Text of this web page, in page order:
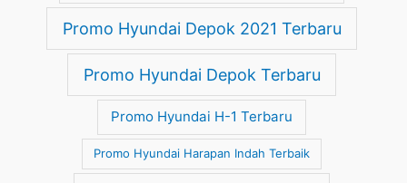
Promo Hyundai Depok 2021 Terbaru
Promo Hyundai Depok Terbaru
Promo Hyundai H-1 Terbaru
Promo Hyundai Harapan Indah Terbaik